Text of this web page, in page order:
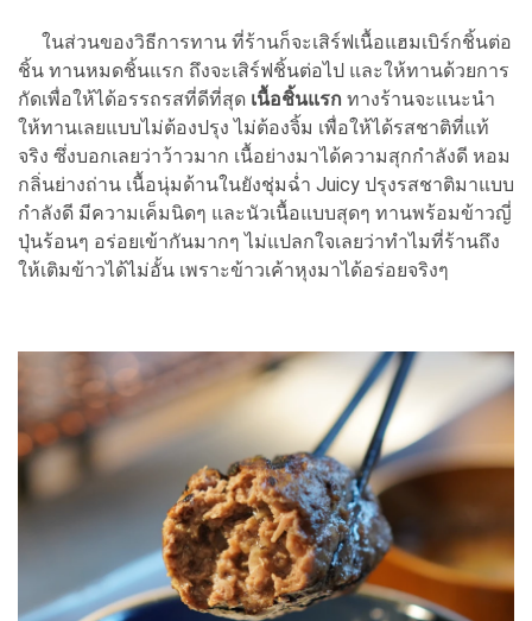
ในส่วนของวิธีการทาน ที่ร้านก็จะเสิร์ฟเนื้อแฮมเบิร์กชิ้นต่อ
ชิ้น ทานหมดชิ้นแรก ถึงจะเสิร์ฟชิ้นต่อไป และให้ทานด้วยการ
กัดเพื่อให้ได้อรรถรสที่ดีที่สุด เนื้อชิ้นแรก ทางร้านจะแนะนำ
ให้ทานเลยแบบไม่ต้องปรุง ไม่ต้องจิ้ม เพื่อให้ได้รสชาติที่แท้
จริง ซึ่งบอกเลยว่าว้าวมาก เนื้อย่างมาได้ความสุกกำลังดี หอม
กลิ่นย่างถ่าน เนื้อนุ่มด้านในยังชุ่มฉ่ำ Juicy ปรุงรสชาติมาแบบ
กำลังดี มีความเค็มนิดๆ และนัวเนื้อแบบสุดๆ ทานพร้อมข้าวญี่
ปุ่นร้อนๆ อร่อยเข้ากันมากๆ ไม่แปลกใจเลยว่าทำไมที่ร้านถึง
ให้เติมข้าวได้ไม่อั้น เพราะข้าวเค้าหุงมาได้อร่อยจริงๆ